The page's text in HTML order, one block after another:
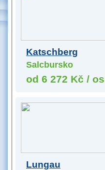
Katschberg
Salcbursko
od 6 272 Kč /
Lungau